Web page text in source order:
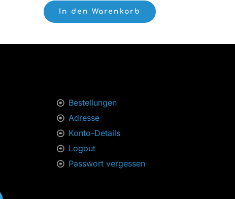
In den Warenkorb
Bestellungen
Adresse
Konto-Details
Logout
Passwort vergessen